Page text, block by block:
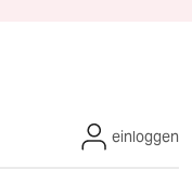
einloggen